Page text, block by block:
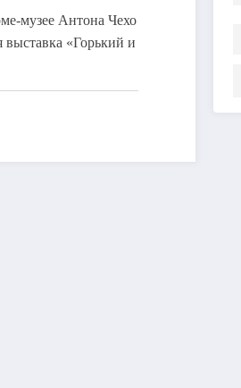
музее Антона Чехо
выставка «Горький и